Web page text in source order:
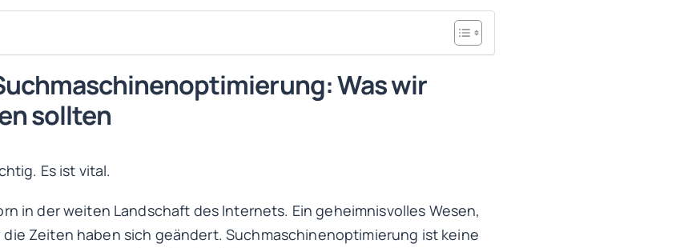
Was wir
sollten
Es ist vital.
in der weiten Landschaft des Internets. Ein geheimnisvolles Wesen,
Zeiten haben sich geändert. Suchmaschinenoptimierung ist keine